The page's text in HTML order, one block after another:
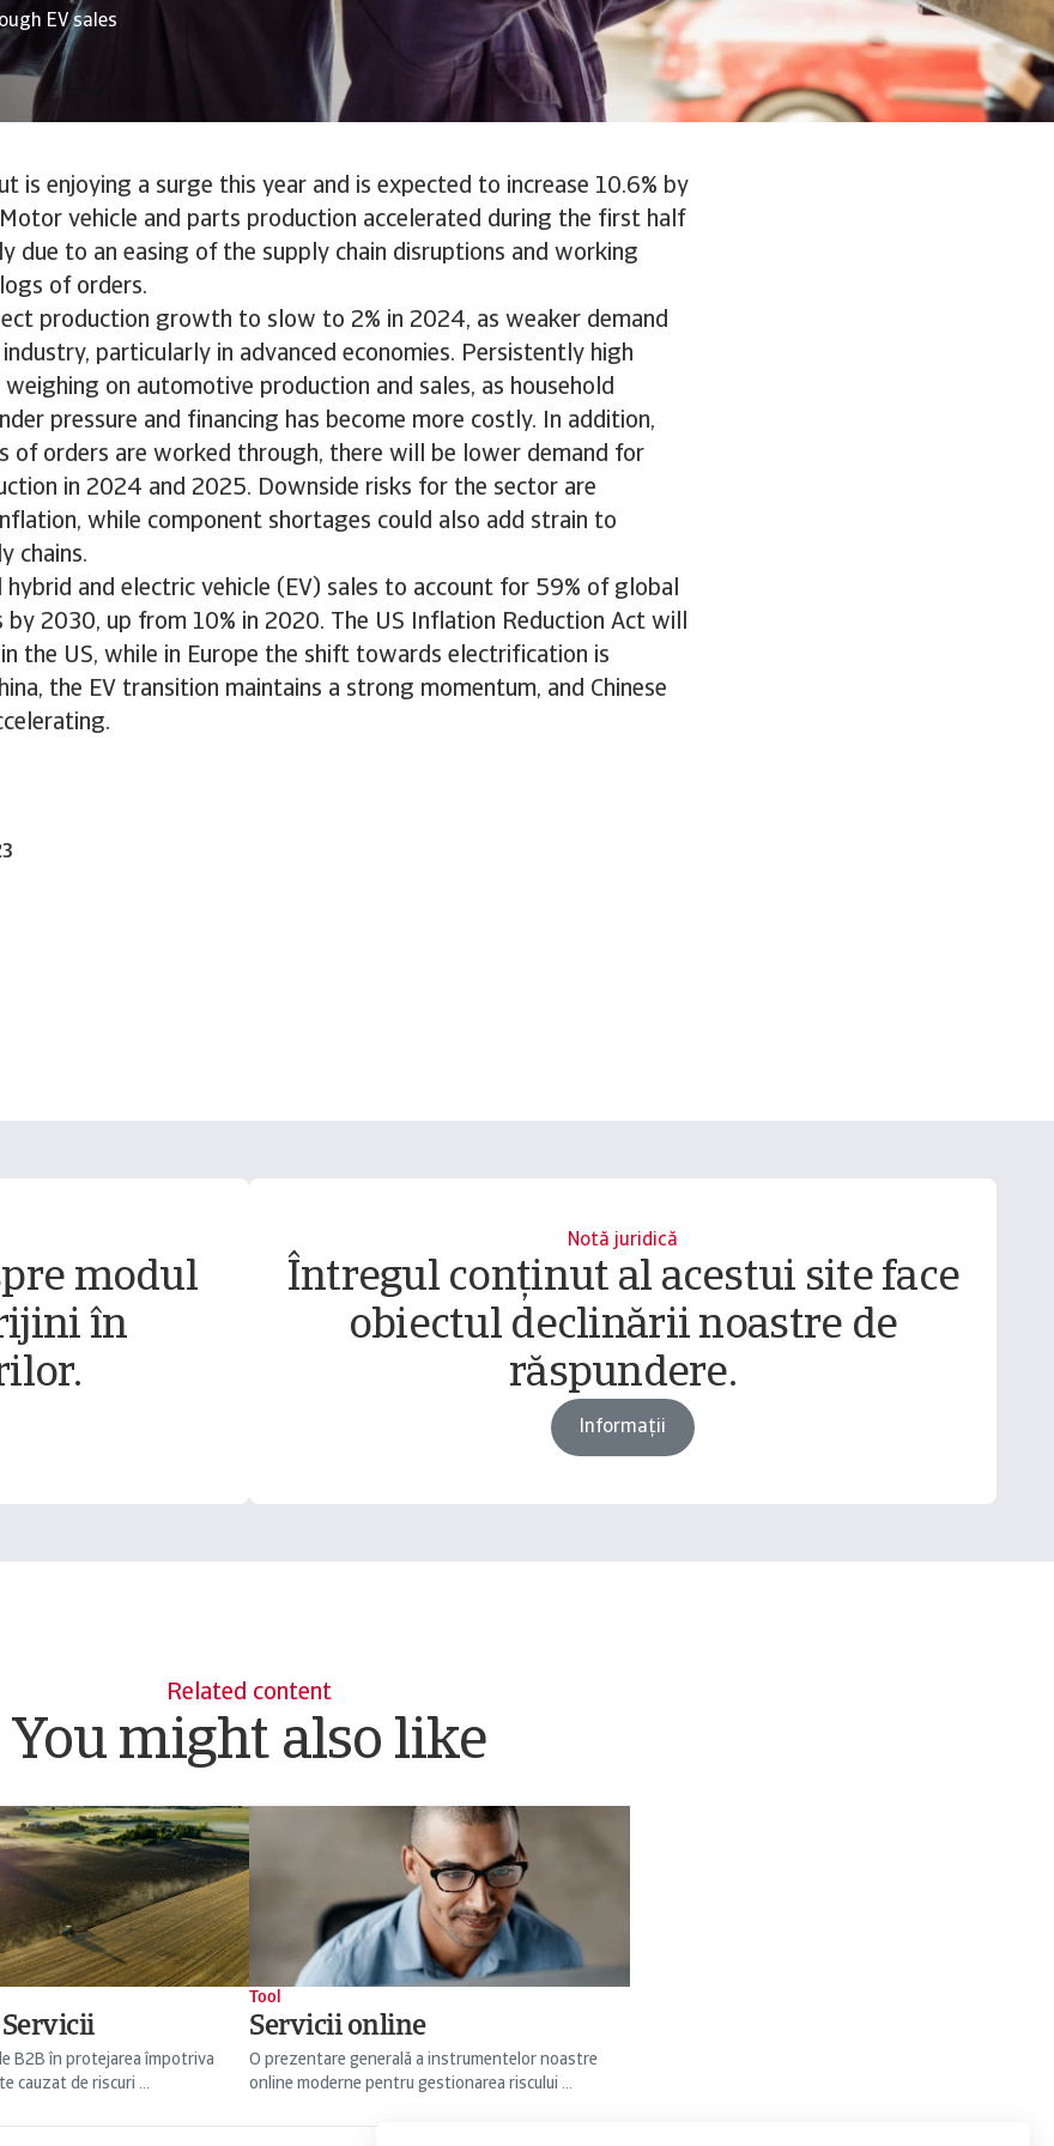
EV sales
is enjoying a surge this year and is expected to increase 10.6% by
vehicle and parts production accelerated during the first half
due to an easing of the supply chain disruptions and working
of orders.
production growth to slow to 2% in 2024, as weaker demand
particularly in advanced economies. Persistently high
on automotive production and sales, as household
pressure and financing has become more costly. In addition,
of orders are worked through, there will be lower demand for
in 2024 and 2025. Downside risks for the sector are
while component shortages could also add strain to
chains.
hybrid and electric vehicle (EV) sales to account for 59% of global
by 2030, up from 10% in 2020. The US Inflation Reduction Act will
the US, while in Europe the shift towards electrification is
the EV transition maintains a strong momentum, and Chinese
modul
în
Notă juridică
Întregul conținut al acestui site face
obiectul declinării noastre de
răspundere.
Informații
Related content
You might also like
B2B în protejarea împotriva
cauzat de riscuri ...
Tool
Servicii online
O prezentare generală a instrumentelor noastre
online moderne pentru gestionarea riscului ...